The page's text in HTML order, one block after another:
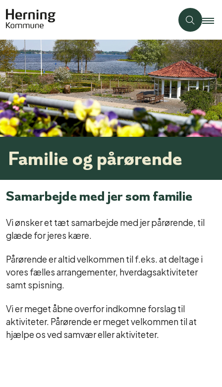
Familie og pårørende
Samarbejde med jer som familie
Vi ønsker et tæt samarbejde med jer pårørende, til
glæde for jeres kære.
Pårørende er altid velkommen til f.eks. at deltage i
vores fælles arrangementer, hverdagsaktiviteter
samt spisning.
Vi er meget åbne overfor indkomne forslag til
aktiviteter. Pårørende er meget velkommen til at
hjælpe os ved samvær eller aktiviteter.